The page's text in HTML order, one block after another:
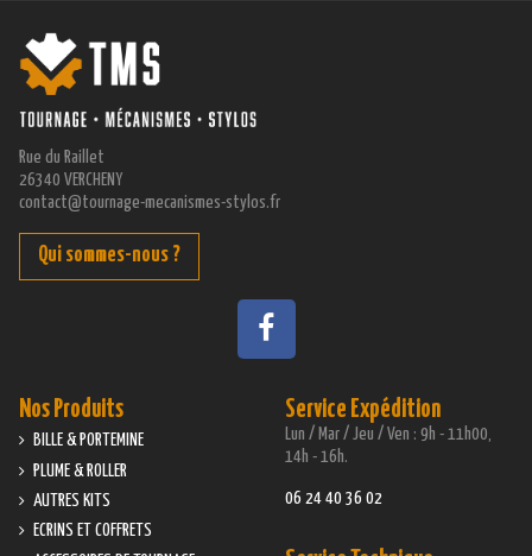
Rue du Raillet
26340 VERCHENY
contact@tournage-mecanismes-stylos.fr
Qui sommes-nous ?
Service Expédition
Lun / Mar / Jeu / Ven : 9h - 11h00,
14h - 16h.
06 24 40 36 02
Nos Produits
BILLE & PORTEMINE
PLUME & ROLLER
AUTRES KITS
ECRINS ET COFFRETS